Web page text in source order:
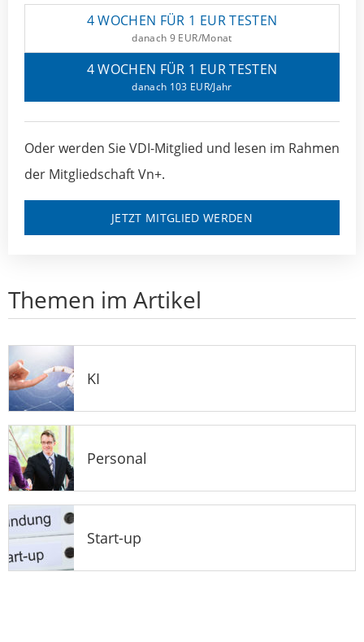
4 WOCHEN FÜR 1 EUR TESTEN
danach 9 EUR/Monat
4 WOCHEN FÜR 1 EUR TESTEN
danach 103 EUR/Jahr
Oder werden Sie VDI-Mitglied und lesen im Rahmen
der Mitgliedschaft Vn+.
JETZT MITGLIED WERDEN
Themen im Artikel
KI
Personal
Start-up